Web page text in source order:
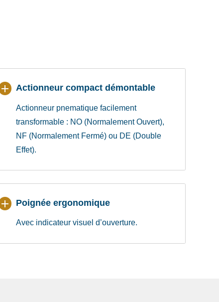
Actionneur compact démontable
Actionneur pnematique facilement
transformable : NO (Normalement Ouvert),
NF (Normalement Fermé) ou DE (Double
Effet).
Poignée ergonomique
Avec indicateur visuel d’ouverture.